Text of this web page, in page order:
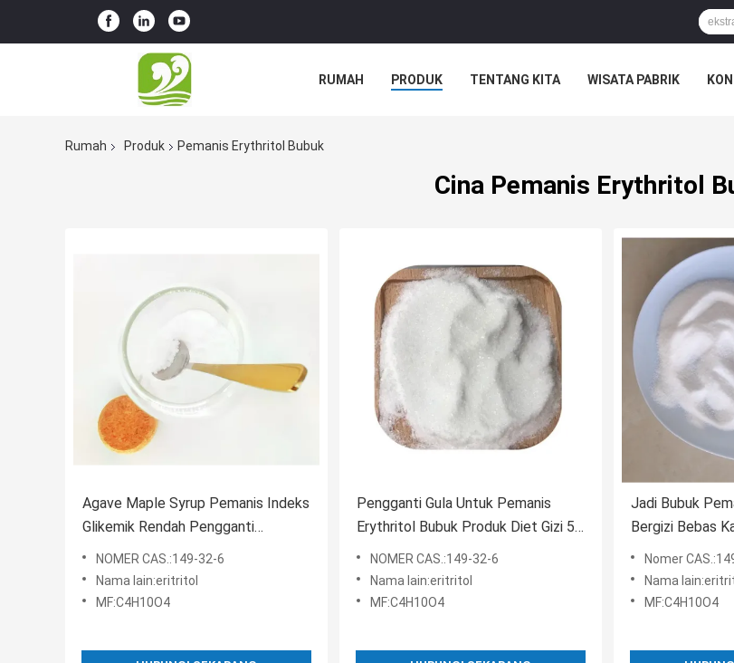
RUMAH PRODUK TENTANG KITA WISATA PABRIK
Rumah Produk Pemanis Erythritol Bubuk
Cina Pemanis Erythritol
Agave Maple Syrup Pemanis Indeks
Glikemik Rendah Pengganti
Erythritol Alami Untuk Memanggang
NOMER CAS.:149-32-6
Nama lain:eritritol
MF:C4H10O4
Pengganti Gula Untuk Pemanis
Erythritol Bubuk Produk Diet Gizi 5
LbNOMER CAS.:149-32-6
Nama lain:eritritol
MF:C4H10O4
Jadi Bubuk
Bergizi Bebas
Penderita
Nomer
Nama
MF:C4H10O4